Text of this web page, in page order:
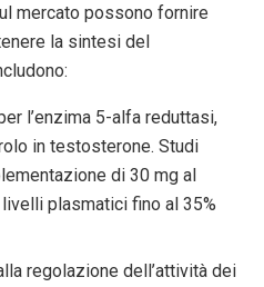
mercato possono fornire
la sintesi del
l’enzima 5-alfa reduttasi,
in testosterone. Studi
di 30 mg al
plasmatici fino al 35%
regolazione dell’attività dei